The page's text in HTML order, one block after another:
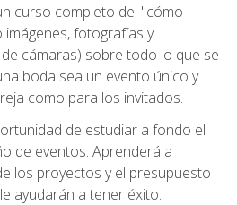
curso completo del "cómo
fotografías y
cámaras) sobre todo lo que se
boda sea un evento único y
como para los invitados.
de estudiar a fondo el
de eventos. Aprenderá a
los proyectos y el presupuesto
ayudarán a tener éxito.